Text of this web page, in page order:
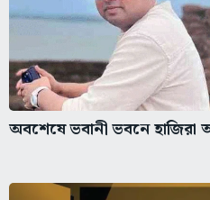
অবশেষে ভবানী ভবনে